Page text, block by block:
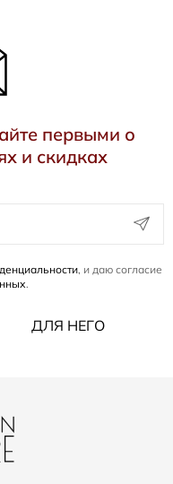
первыми о
и скидках
, и даю согласие
.
ДЛЯ НЕГО